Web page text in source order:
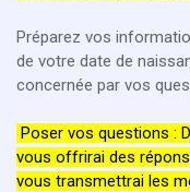
Préparez vos
de votre date de
concernée par vos
Poser vos questions :
vous offrirai des
vous transmettrai les